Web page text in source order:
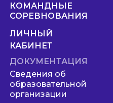
КОМАНДНЫЕ
СОРЕВНОВАНИЯ
ЛИЧНЫЙ
КАБИНЕТ
ДОКУМЕНТАЦИЯ
Сведения об
образовательной
организации